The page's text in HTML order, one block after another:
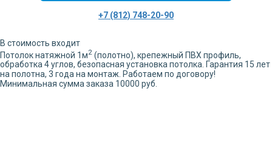
+7 (812) 748-20-90
В стоимость входит
Потолок натяжной 1м2 (полотно), крепежный ПВХ профиль,
обработка4углов, безопасная установка потолка. Гарантия 15 лет
на полотна, 3 года на монтаж. Работаем по договору!
Минимальная сумма заказа 10000 руб.